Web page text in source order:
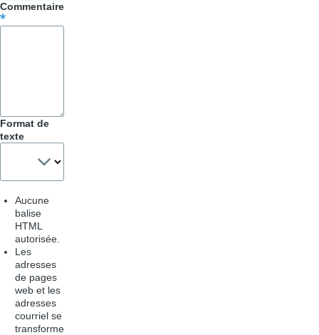
pour
Commentaire
Format de
texte
Aucune
balise
HTML
autorisée.
Les
adresses
de pages
web et les
adresses
courriel se
transforme